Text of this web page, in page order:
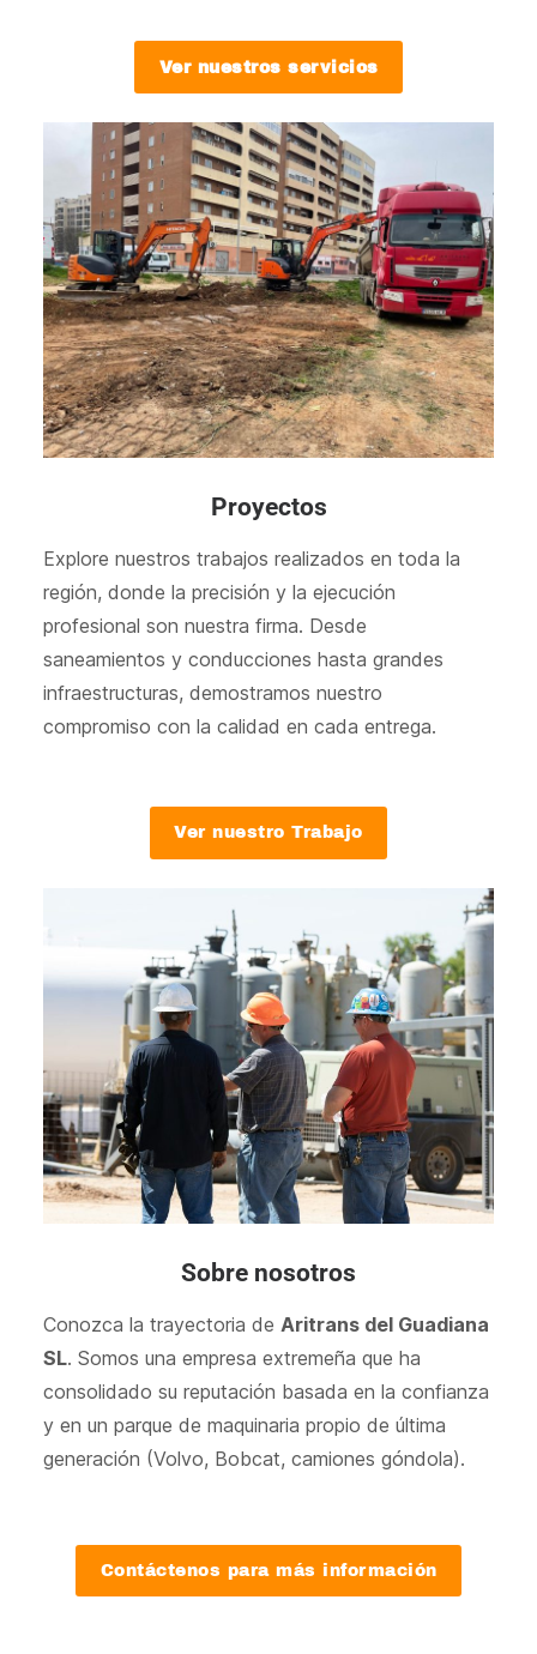
Ver nuestros servicios
Proyectos
Explore nuestros trabajos realizados en toda la
región, donde la precisión y la ejecución
profesional son nuestra firma. Desde
saneamientos y conducciones hasta grandes
infraestructuras, demostramos nuestro
compromiso con la calidad en cada entrega.
Ver nuestro Trabajo
Sobre nosotros
Conozca la trayectoria de Aritrans del Guadiana
SL. Somos una empresa extremeña que ha
consolidado su reputación basada en la confianza
y en un parque de maquinaria propio de última
generación (Volvo, Bobcat, camiones góndola).
Contáctenos para más información